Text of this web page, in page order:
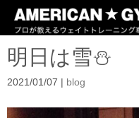
明日は雪⛄
2021/01/07 | blog